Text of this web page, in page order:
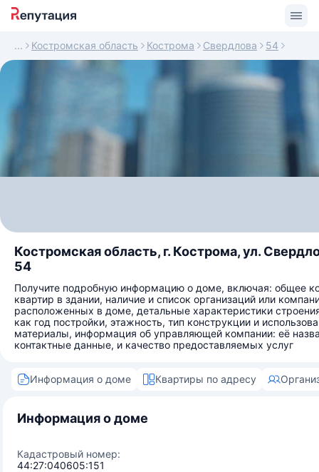
Костромская область Кострома Свердлова 54
Костромская область, г. Кострома, ул.
54
Получите подробную информацию о доме, включая: общее
квартир в здании, наличие и список организаций или
расположенных в доме, детальные характеристики
как год постройки, этажность, тип конструкции и
материалы, информация об управляющей компании: её
контактные данные, и качество предоставляемых услуг
Информация о доме Квартиры по адресу
Информация о доме
Кадастровый номер:
44:27:040605:151